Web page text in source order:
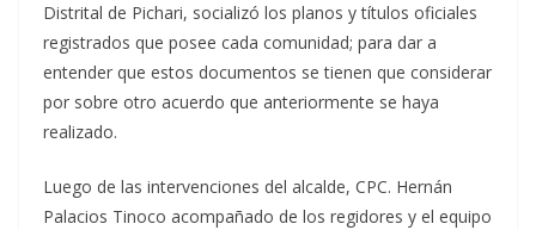
Distrital de Pichari, socializó los planos y títulos oficiales
registrados que posee cada comunidad; para dar a
entender que estos documentos se tienen que considerar
por sobre otro acuerdo que anteriormente se haya
realizado.
Luego de las intervenciones del alcalde, CPC. Hernán
Palacios Tinoco acompañado de los regidores y el equipo